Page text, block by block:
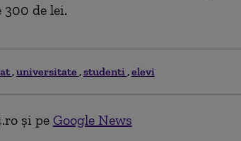
300 de lei.
universitate studenti elevi
și pe Google News